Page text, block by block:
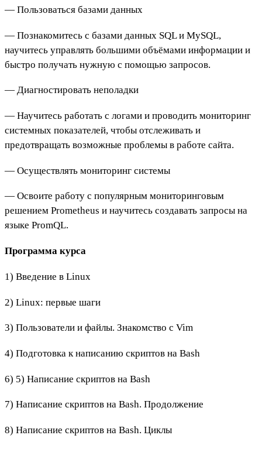
— Пользоваться базами данных
— Познакомитесь с базами данных SQL и MySQL,
научитесь управлять большими объёмами информации и
быстро получать нужную с помощью запросов.
— Диагностировать неполадки
— Научитесь работать с логами и проводить мониторинг
системных показателей, чтобы отслеживать и
предотвращать возможные проблемы в работе сайта.
— Осуществлять мониторинг системы
— Освоите работу с популярным мониторинговым
решением Prometheus и научитесь создавать запросы на
языке PromQL.
Программа курса
1) Введение в Linux
2) Linux: первые шаги
3) Пользователи и файлы. Знакомство с Vim
4) Подготовка к написанию скриптов на Bash
6) 5) Написание скриптов на Bash
7) Написание скриптов на Bash. Продолжение
8) Написание скриптов на Bash. Циклы